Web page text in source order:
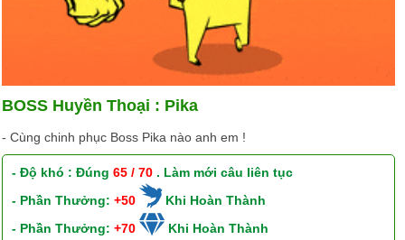
BOSS Huyền Thoại : Pika
- Cùng chinh phục Boss Pika nào anh em !
- Độ khó : Đúng65 / 70 . Làm mới câu liên tục
- Phần Thưởng:+50
Khi Hoàn Thành
- Phần Thưởng:+70
Khi Hoàn Thành